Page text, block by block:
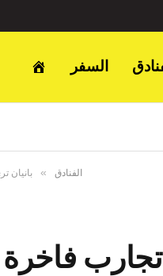
السفر
الفنادق » بانيان
تجارب